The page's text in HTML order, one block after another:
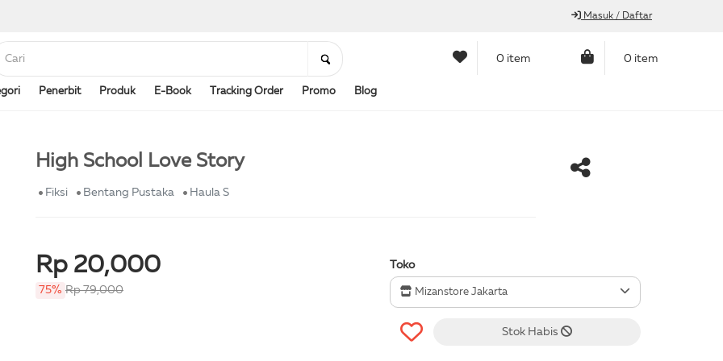
Masuk / Daftar
0 item 0 item
Penerbit Produk E-Book Tracking Order Promo Blog
High School Love Story
Fiksi Bentang Pustaka Haula S
Rp 20,000
75% Rp 79,000
Toko
Mizanstore Jakarta
Stok Habis